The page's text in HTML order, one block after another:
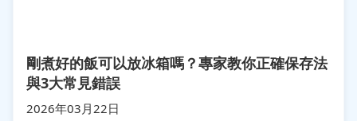
剛煮好的飯可以放冰箱嗎？專家教你正確保存法
與3大常見錯誤
2026年03月22日